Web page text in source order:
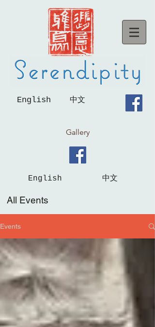
English 中文
Gallery
English 中文
All Events
Events